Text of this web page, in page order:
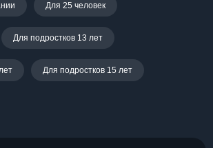
Для 25 человек
Для подростков 13 лет
Для подростков 15 лет